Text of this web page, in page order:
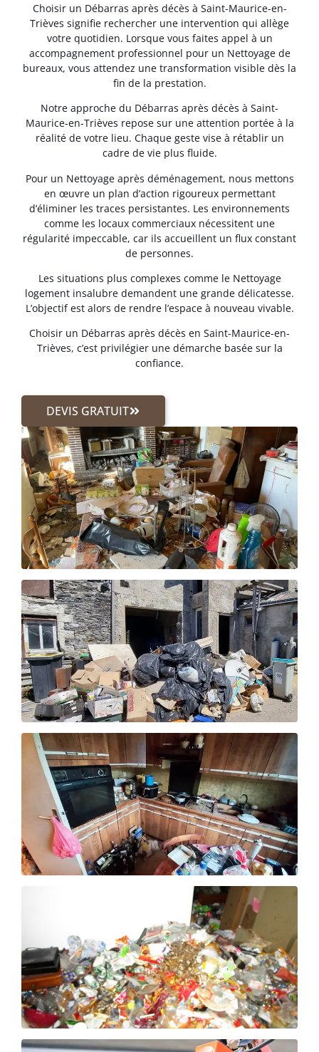
Choisir un Débarras après décès à Saint-Maurice-en-
Trièves signifie rechercher une intervention qui allège
votre quotidien. Lorsque vous faites appel à un
accompagnement professionnel pour un Nettoyage de
bureaux, vous attendez une transformation visible dès la
fin de la prestation.
Notre approche du Débarras après décès à Saint-
Maurice-en-Trièves repose sur une attention portée à la
réalité de votre lieu. Chaque geste vise à rétablir un
cadre de vie plus fluide.
Pour un Nettoyage après déménagement, nous mettons
en œuvre un plan d’action rigoureux permettant
d’éliminer les traces persistantes. Les environnements
comme les locaux commerciaux nécessitent une
régularité impeccable, car ils accueillent un flux constant
de personnes.
Les situations plus complexes comme le Nettoyage
logement insalubre demandent une grande délicatesse.
L’objectif est alors de rendre l’espace à nouveau vivable.
Choisir un Débarras après décès en Saint-Maurice-en-
Trièves, c’est privilégier une démarche basée sur la
confiance.
DEVIS GRATUIT